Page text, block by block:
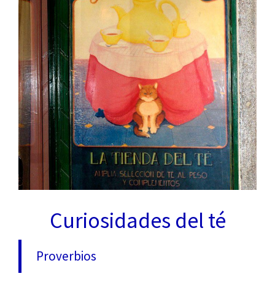
Curiosidades del té
Proverbios